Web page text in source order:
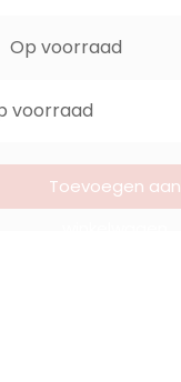
Op voorraad
voorraad
Toevoegen aan